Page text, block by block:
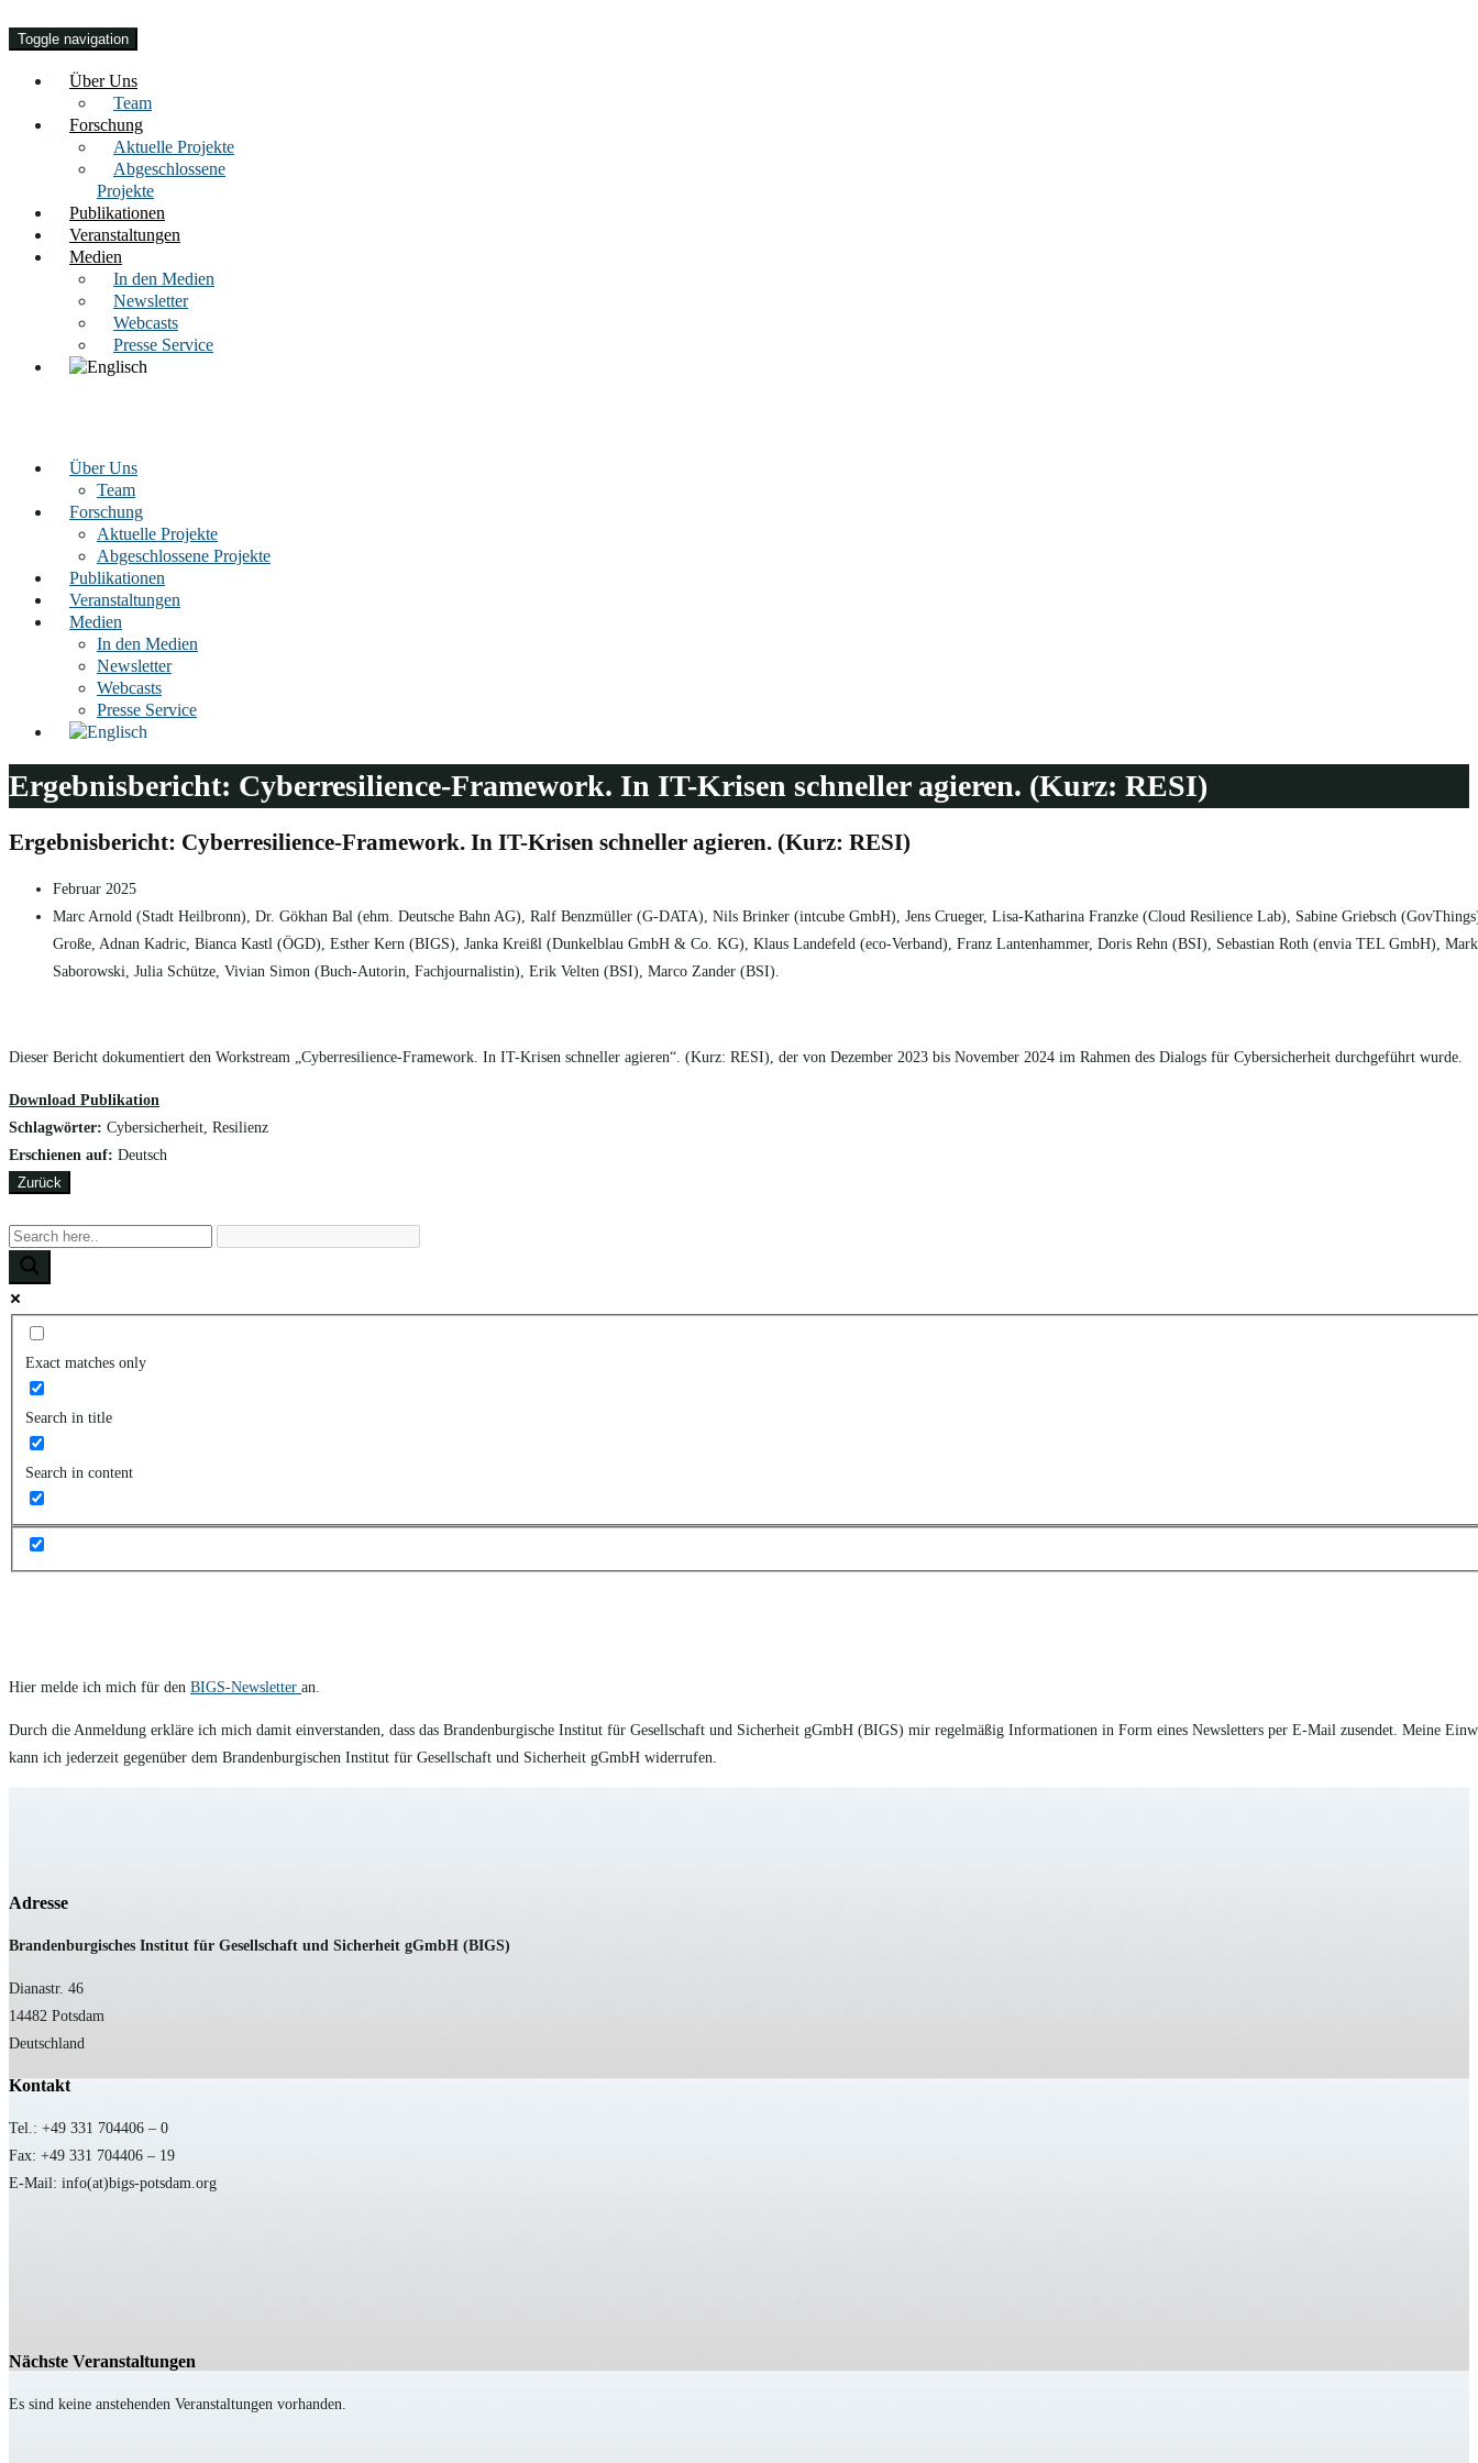
Toggle navigation
Über Uns
Team
Forschung
Aktuelle Projekte
Abgeschlossene
Projekte
Publikationen
Veranstaltungen
Medien
In den Medien
Newsletter
Webcasts
Presse Service
Über Uns
Team
Forschung
Aktuelle Projekte
Abgeschlossene Projekte
Publikationen
Veranstaltungen
Medien
In den Medien
Newsletter
Webcasts
Presse Service
Ergebnisbericht: Cyberresilience-Framework. In IT-Krisen schneller agieren. (Kurz: RESI)
Ergebnisbericht: Cyberresilience-Framework. In IT-Krisen schneller agieren. (Kurz: RESI)
Februar 2025
Marc Arnold (Stadt Heilbronn), Dr. Gökhan Bal (ehm. Deutsche Bahn AG), Ralf Benzmüller (G-DATA), Nils Brinker (intcube GmbH), Jens Crueger, Lisa-Katharina Franzke (Cloud Resilience Lab), Sabine Griebsch
Große, Adnan Kadric, Bianca Kastl (ÖGD), Esther Kern (BIGS), Janka Kreißl (Dunkelblau GmbH & Co. KG), Klaus Landefeld (eco-Verband), Franz Lantenhammer, Doris Rehn (BSI), Sebastian Roth (envia TEL GmbH),
Saborowski, Julia Schütze, Vivian Simon (Buch-Autorin, Fachjournalistin), Erik Velten (BSI), Marco Zander (BSI).
Dieser Bericht dokumentiert den Workstream „Cyberresilience-Framework. In IT-Krisen schneller agieren“. (Kurz: RESI), der von Dezember 2023 bis November 2024 im Rahmen des Dialogs für Cybersicherheit durchgeführt wurde.
Download Publikation
Schlagwörter: Cybersicherheit, Resilienz
Erschienen auf: Deutsch
Zurück
Exact matches only
Search in title
Search in content
Hier melde ich mich für den BIGS-Newsletter an.
Durch die Anmeldung erkläre ich mich damit einverstanden, dass das Brandenburgische Institut für Gesellschaft und Sicherheit gGmbH (BIGS) mir regelmäßig Informationen in Form eines Newsletters per E-Mail zusendet. Meine
kann ich jederzeit gegenüber dem Brandenburgischen Institut für Gesellschaft und Sicherheit gGmbH widerrufen.
Adresse
Brandenburgisches Institut für Gesellschaft und Sicherheit gGmbH (BIGS)
Dianastr. 46
14482 Potsdam
Deutschland
Kontakt
Tel.: +49 331 704406 – 0
Fax: +49 331 704406 – 19
E-Mail: info(at)bigs-potsdam.org
Nächste Veranstaltungen
Es sind keine anstehenden Veranstaltungen vorhanden.